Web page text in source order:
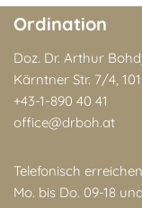
Ordination
Doz. Dr. Arthur
Kärntner Str. 7/4,
+43-1-890 40 41
office@drboh.at
Telefonisch
Mo. bis Do. 09-18